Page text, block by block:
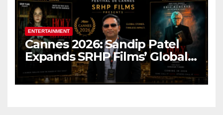
ENTERTAINMENT
Cannes 2026: Sandip Patel
Expands SRHP Films’ Global
Reach